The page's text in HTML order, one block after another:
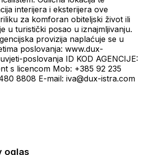
interijera i eksterijera ove
za komforan obiteljski život ili
u turistički posao u iznajmljivanju.
provizija naplaćuje se u
poslovanja: www.dux-
poslovanja ID KOD AGENCIJE:
s licencom Mob: +385 92 235
8808 E-mail: iva@dux-istra.com
oglas